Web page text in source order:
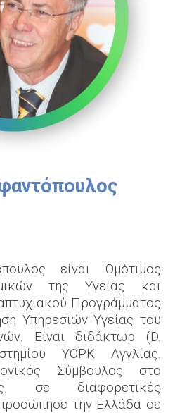
είναι Ομότιμος
της Υγείας και
Προγράμματος
Υπηρεσιών Υγείας του
Είναι διδάκτωρ (D.
ΥΟΡΚ Αγγλίας.
Σύμβουλος στο
σε διαφορετικές
την Ελλάδα σε